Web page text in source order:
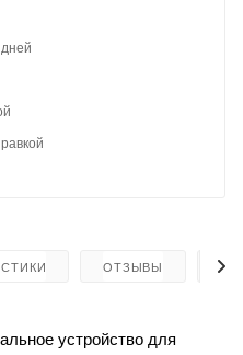
ОТЗЫВЫ
устройство для